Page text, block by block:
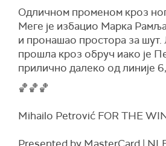
Одличном променом кроз
Меге је избацио Марка
и пронашао простора за шут.
прошла кроз обруч иако је
прилично далеко од линије
🏀🏀🏀
Mihailo Petrović FOR THE